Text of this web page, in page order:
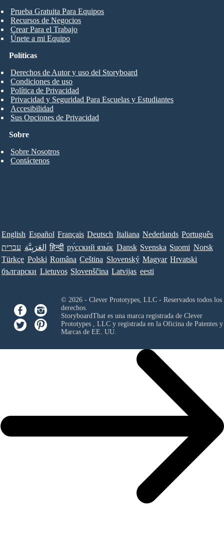
Prueba Gratuita Para Equipos
Recursos de Negocios
Crear Para el Trabajo
Únete a mi Equipo
Sobre
Sobre Nosotros
Contáctenos
Políticas
Derechos de Autor y uso del Storyboard
Condiciones de uso
Política de Privacidad
Privacidad y Seguridad Para Escuelas y Estudiantes
Accesibilidad
Sus Opciones de Privacidad
English Español Français Deutsch Italiana Nederlands Português
עברית العَرَبِيَّة हिन्दी ру́сский язы́к Dansk Svenska Suomi Norsk
Türkçe Polski Româna Ceština Slovenský Magyar Hrvatski
български Lietuvos Slovenščina Latvijas eesti
© 2026 - Clever Prototypes, LLC - Reservados todos los
derechos.
StoryboardThat es una marca registrada de Clever
Prototypes , LLCy registrada en la Oficina de Patentes y
Marcas de EE. UU.